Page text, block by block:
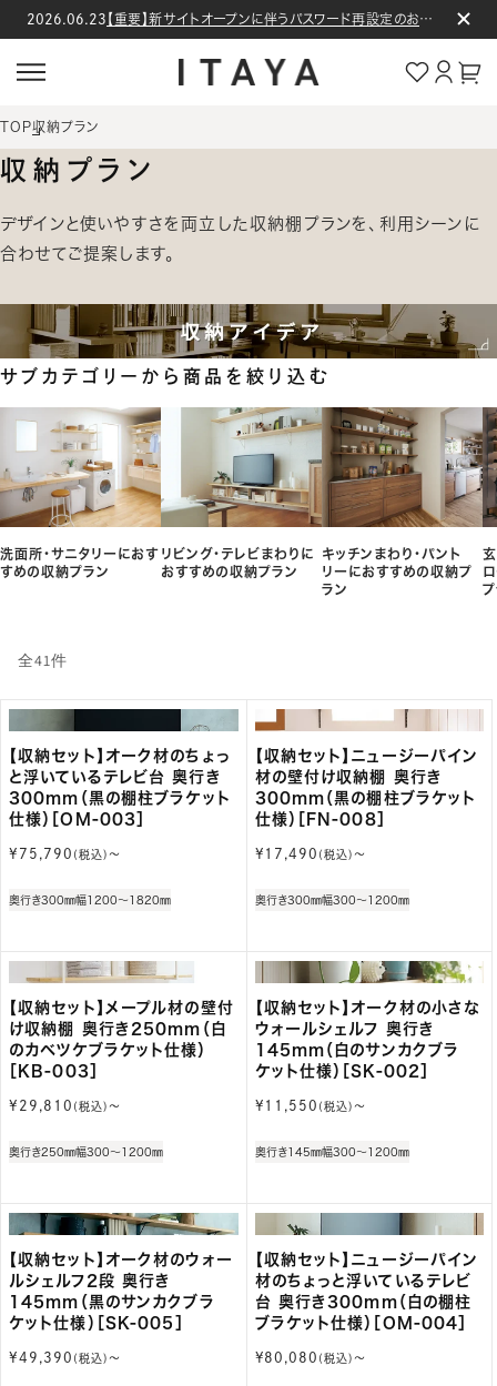
コンテン
2026.06.23 【重要】新サイトオープンに伴うパスワード再設定のお願い
グ
イ
ト
TOP収納プラン
収納プラン
デザインと使いやすさを両立した収納棚プランを、利用シーンに
合わせてご提案します。
サブカテゴリーから商品を絞り込む
洗面所・サニタリーにおす
すめの収納プラン
リビング・テレビまわりに
おすすめの収納プラン
キッチンまわり・パント
リーにおすすめの収納プ
ラン
全41件
【収納セット】オーク材のちょっ
と浮いているテレビ台 奥行き
300mm（黒の棚柱ブラケット
仕様）［OM-003］
通
格
¥75,790 (税込)〜
奥行き300㎜幅1200～1820㎜
【収納セット】ニュージーパイン
材の壁付け収納棚 奥行き
300mm（黒の棚柱ブラケット
仕様）［FN-008］
通
格
¥17,490 (税込)〜
奥行き300㎜幅300～1200㎜
【収納セット】メープル材の壁付
け収納棚 奥行き250mm（白
のカベツケブラケット仕様）
［KB-003］
通
格
¥29,810 (税込)〜
奥行き250㎜幅300～1200㎜
【収納セット】オーク材の小さな
ウォールシェルフ 奥行き
145mm（白のサンカクブラ
ケット仕様）［SK-002］
通
格
¥11,550 (税込)〜
奥行き145㎜幅300～1200㎜
【収納セット】オーク材のウォー
ルシェルフ2段 奥行き
145mm（黒のサンカクブラ
ケット仕様）［SK-005］
通
¥49,390 (税込)〜
【収納セット】ニュージーパイン
材のちょっと浮いているテレビ
台 奥行き300mm（白の棚柱
ブラケット仕様）［OM-004］
通
¥80,080 (税込)〜